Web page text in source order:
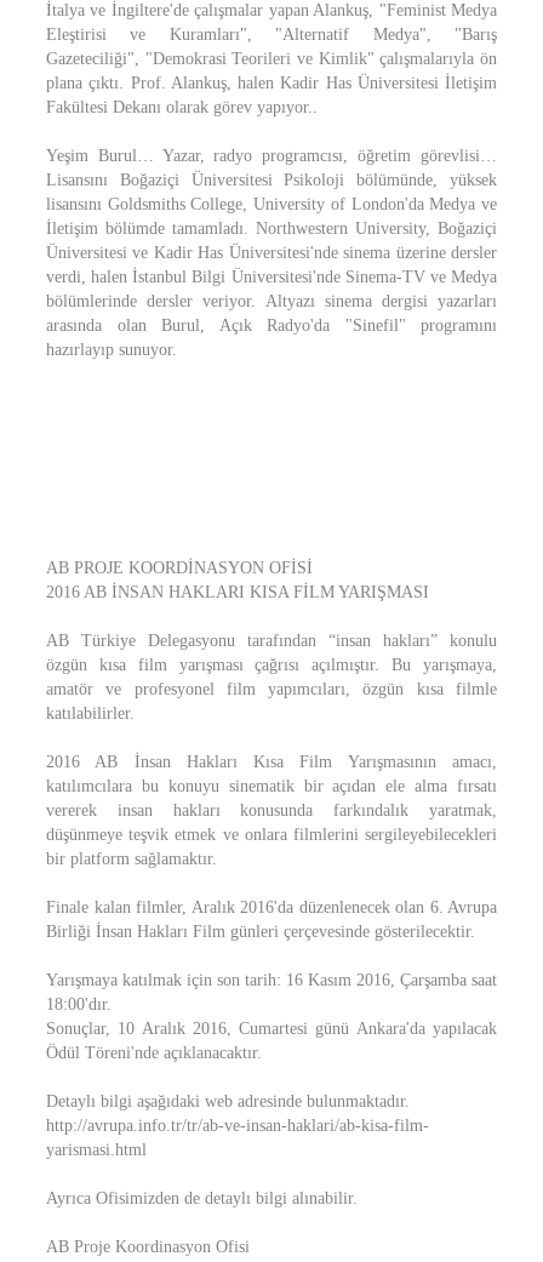
İtalya ve İngiltere'de çalışmalar yapan Alankuş, "Feminist Medya
Eleştirisi ve Kuramları", "Alternatif Medya", "Barış
Gazeteciliği", "Demokrasi Teorileri ve Kimlik" çalışmalarıyla ön
plana çıktı. Prof. Alankuş, halen Kadir Has Üniversitesi İletişim
Fakültesi Dekanı olarak görev yapıyor..
Yeşim Burul… Yazar, radyo programcısı, öğretim görevlisi…
Lisansını Boğaziçi Üniversitesi Psikoloji bölümünde, yüksek
lisansını Goldsmiths College, University of London'da Medya ve
İletişim bölümde tamamladı. Northwestern University, Boğaziçi
Üniversitesi ve Kadir Has Üniversitesi'nde sinema üzerine dersler
verdi, halen İstanbul Bilgi Üniversitesi'nde Sinema-TV ve Medya
bölümlerinde dersler veriyor. Altyazı sinema dergisi yazarları
arasında olan Burul, Açık Radyo'da "Sinefil" programını
hazırlayıp sunuyor.
AB PROJE KOORDİNASYON OFİSİ
2016 AB İNSAN HAKLARI KISA FİLM YARIŞMASI
AB Türkiye Delegasyonu tarafından “insan hakları” konulu
özgün kısa film yarışması çağrısı açılmıştır. Bu yarışmaya,
amatör ve profesyonel film yapımcıları, özgün kısa filmle
katılabilirler.
2016 AB İnsan Hakları Kısa Film Yarışmasının amacı,
katılımcılara bu konuyu sinematik bir açıdan ele alma fırsatı
vererek insan hakları konusunda farkındalık yaratmak,
düşünmeye teşvik etmek ve onlara filmlerini sergileyebilecekleri
bir platform sağlamaktır.
Finale kalan filmler, Aralık 2016'da düzenlenecek olan 6. Avrupa
Birliği İnsan Hakları Film günleri çerçevesinde gösterilecektir.
Yarışmaya katılmak için son tarih: 16 Kasım 2016, Çarşamba saat
18:00'dır.
Sonuçlar, 10 Aralık 2016, Cumartesi günü Ankara'da yapılacak
Ödül Töreni'nde açıklanacaktır.
Detaylı bilgi aşağıdaki web adresinde bulunmaktadır.
http://avrupa.info.tr/tr/ab-ve-insan-haklari/ab-kisa-film-
yarismasi.html
Ayrıca Ofisimizden de detaylı bilgi alınabilir.
AB Proje Koordinasyon Ofisi